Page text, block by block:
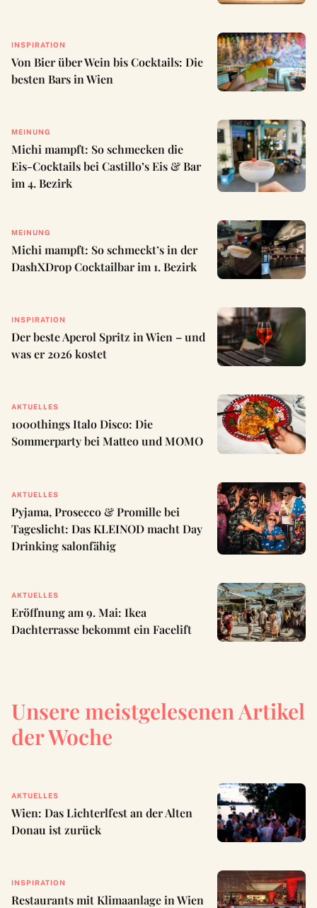
INSPIRATION
Von Bier über Wein bis Cocktails: Die
besten Bars in Wien
MEINUNG
Michi mampft: So schmecken die
Eis-Cocktails bei Castillo’s Eis & Bar
im 4. Bezirk
MEINUNG
Michi mampft: So schmeckt’s in der
DashXDrop Cocktailbar im 1. Bezirk
INSPIRATION
Der beste Aperol Spritz in Wien – und
was er 2026 kostet
AKTUELLES
1000things Italo Disco: Die
Sommerparty bei Matteo und MOMO
AKTUELLES
Pyjama, Prosecco & Promille bei
Tageslicht: Das KLEINOD macht Day
Drinking salonfähig
AKTUELLES
Eröffnung am 9. Mai: Ikea
Dachterrasse bekommt ein Facelift
Unsere meistgelesenen Artikel
der Woche
AKTUELLES
Wien: Das Lichterlfest an der Alten
Donau ist zurück
INSPIRATION
Restaurants mit Klimaanlage in Wien